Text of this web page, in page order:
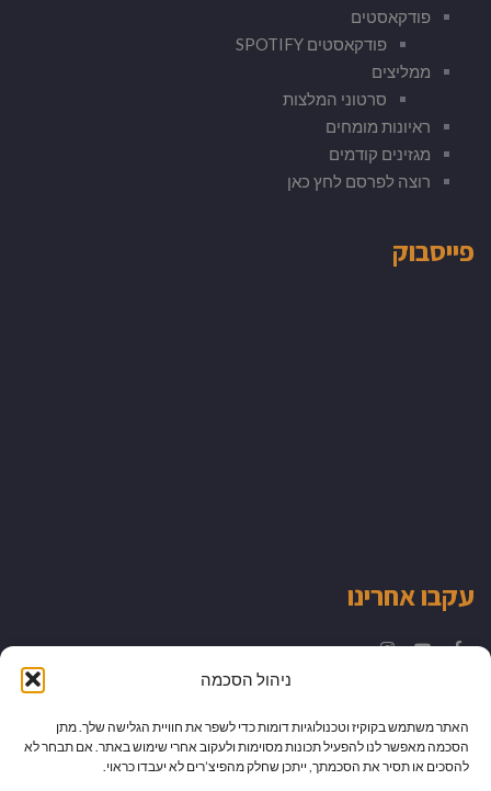
ניהול הסכמה
האתר משתמש בקוקיז וטכנולוגיות דומות כדי לשפר את חוויית הגלישה שלך. מתן
הסכמה מאפשר לנו להפעיל תכונות מסוימות ולעקוב אחרי שימוש באתר. אם תבחר לא
להסכים או תסיר את הסכמתך, ייתכן שחלק מהפיצ’רים לא יעבדו כראוי.
פודקאסטים
פודקאסטים SPOTIFY
ממליצים
סרטוני המלצות
ראיונות מומחים
מגזינים קודמים
רוצה לפרסם לחץ כאן
פייסבוק
עקבו אחרינו